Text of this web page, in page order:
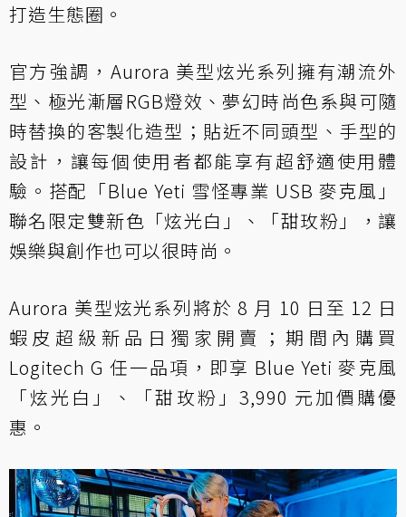
打造生態圈。
官方強調，Aurora 美型炫光系列擁有潮流外
型、極光漸層RGB燈效、夢幻時尚色系與可隨
時替換的客製化造型；貼近不同頭型、手型的
設計，讓每個使用者都能享有超舒適使用體
驗。搭配「Blue Yeti 雪怪專業 USB 麥克風」
聯名限定雙新色「炫光白」、「甜玫粉」，讓
娛樂與創作也可以很時尚。
Aurora 美型炫光系列將於 8 月 10 日至 12 日
蝦皮超級新品日獨家開賣；期間內購買
Logitech G 任一品項，即享 Blue Yeti 麥克風
「炫光白」、「甜玫粉」3,990 元加價購優
惠。